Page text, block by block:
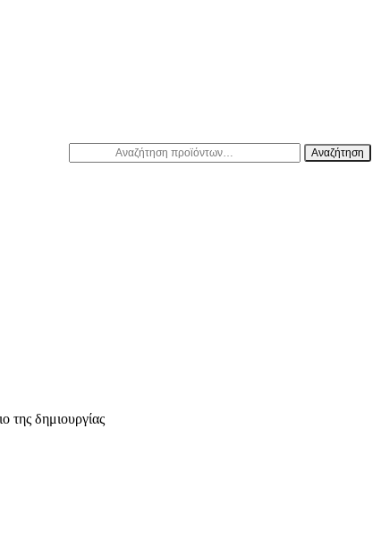
Αναζήτηση
για:
Αναζήτηση
της δημιουργίας